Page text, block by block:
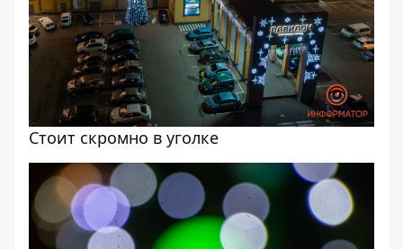
Стоит скромно в уголке